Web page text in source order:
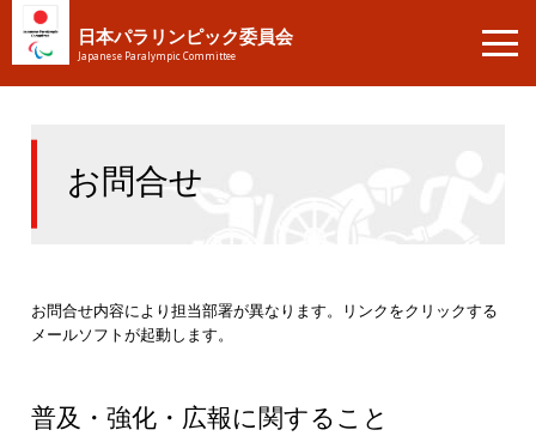
日本パラリンピック委員会
Japanese Paralympic Committee
お問合せ
お問合せ内容により担当部署が異なります。リンクをクリックする
メールソフトが起動します。
普及・強化・広報に関すること